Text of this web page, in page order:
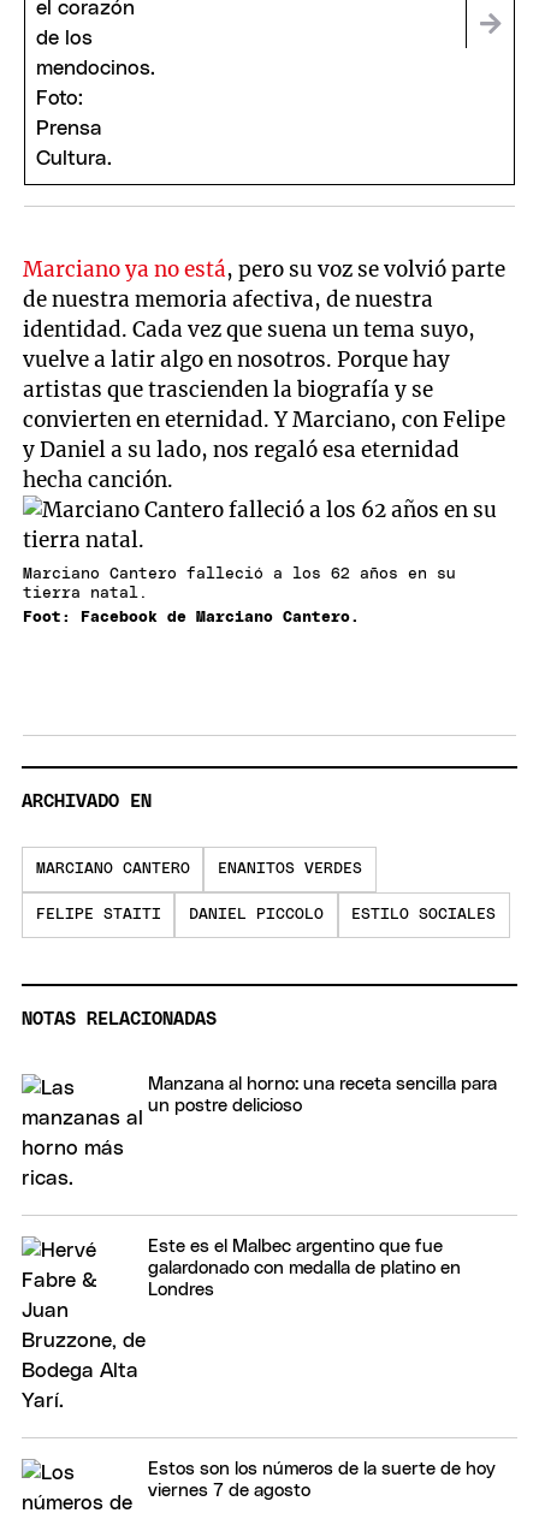
Marciano ya no está, pero su voz se volvió parte
de nuestra memoria afectiva, de nuestra
identidad. Cada vez que suena un tema suyo,
vuelve a latir algo en nosotros. Porque hay
artistas que trascienden la biografía y se
convierten en eternidad. Y Marciano, con Felipe
y Daniel a su lado, nos regaló esa eternidad
hecha canción.
Marciano Cantero falleció a los 62 años en su
tierra natal.
Foot: Facebook de Marciano Cantero.
ARCHIVADO EN
MARCIANO CANTERO ENANITOS VERDES
FELIPE STAITI DANIEL PICCOLO ESTILO SOCIALES
NOTAS RELACIONADAS
Manzana al horno: una receta sencilla para
un postre delicioso
Este es el Malbec argentino que fue
galardonado con medalla de platino en
Londres
Estos son los números de la suerte de hoy
viernes 7 de agosto